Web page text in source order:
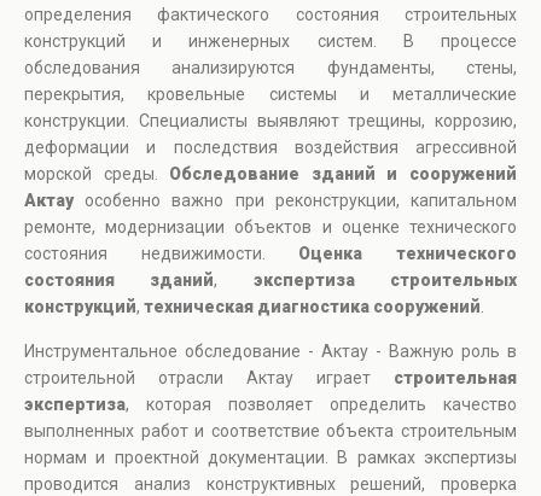
определения фактического состояния строительных
конструкций и инженерных систем. В процессе
обследования анализируются фундаменты, стены,
перекрытия, кровельные системы и металлические
конструкции. Специалисты выявляют трещины, коррозию,
деформации и последствия воздействия агрессивной
морской среды. Обследование зданий и сооружений
Актауособенно важно при реконструкции, капитальном
ремонте, модернизации объектов и оценке технического
состояния недвижимости. Оценка технического
состояния зданий, экспертиза строительных
конструкций, техническая диагностика сооружений
Инструментальное обследование - Актау - Важную роль в
строительной отрасли Актау играет строительная
экспертиза, которая позволяет определить качество
выполненных работ и соответствие объекта строительным
нормам и проектной документации. В рамках экспертизы
проводится анализ конструктивных решений, проверка